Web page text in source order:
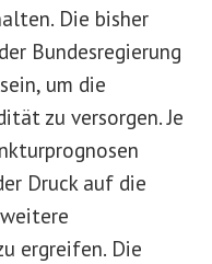
Die bisher
Bundesregierung
um die
zu versorgen. Je
Druck auf die
ergreifen. Die